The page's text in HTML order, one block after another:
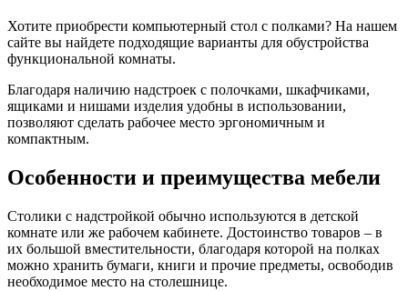
Хотите приобрести компьютерный стол с полками? На нашем
сайте вы найдете подходящие варианты для обустройства
функциональной комнаты.
Благодаря наличию надстроек с полочками, шкафчиками,
ящиками и нишами изделия удобны в использовании,
позволяют сделать рабочее место эргономичным и
компактным.
Особенности и преимущества мебели
Столики с надстройкой обычно используются в детской
комнате или же рабочем кабинете. Достоинство товаров – в
их большой вместительности, благодаря которой на полках
можно хранить бумаги, книги и прочие предметы, освободив
необходимое место на столешнице.